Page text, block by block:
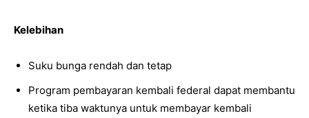
Kelebihan
Suku bunga rendah dan tetap
Program pembayaran kembali federal dapat membantu
ketika tiba waktunya untuk membayar kembali